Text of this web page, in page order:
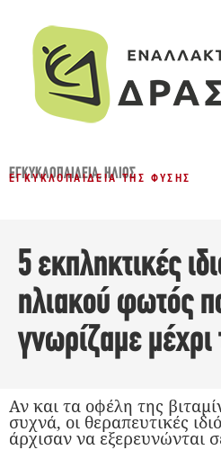
ΕΓΚΥΚΛΟΠΑΙΔΕΙΑ,ΉΛΙΟΣ
ΕΓΚΥΚΛΟΠΑΊΔΕΙΑ ΤΗΣ ΦΎΣΗΣ
5 εκπληκτικές
ηλιακού φωτός
γνωρίζαμε
Αν και τα οφέλη της
συχνά, οι θεραπευτικές
άρχισαν να εξερευνώνται